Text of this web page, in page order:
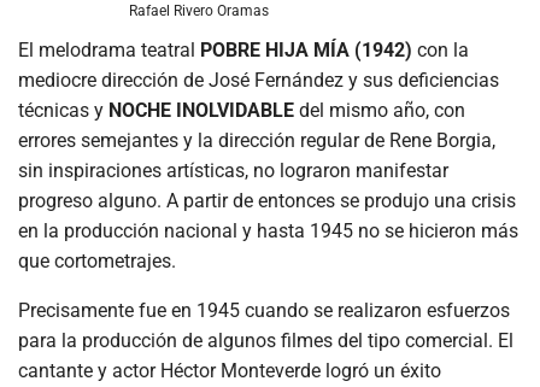
Rafael Rivero Oramas
El melodrama teatral POBRE HIJA MÍA (1942) con la
mediocre dirección de José Fernández y sus deficiencias
técnicas y NOCHE INOLVIDABLE del mismo año, con
errores semejantes y la dirección regular de Rene Borgia,
sin inspiraciones artísticas, no lograron manifestar
progreso alguno. A partir de entonces se produjo una crisis
en la producción nacional y hasta 1945 no se hicieron más
que cortometrajes.
Precisamente fue en 1945 cuando se realizaron esfuerzos
para la producción de algunos filmes del tipo comercial. El
cantante y actor Héctor Monteverde logró un éxito